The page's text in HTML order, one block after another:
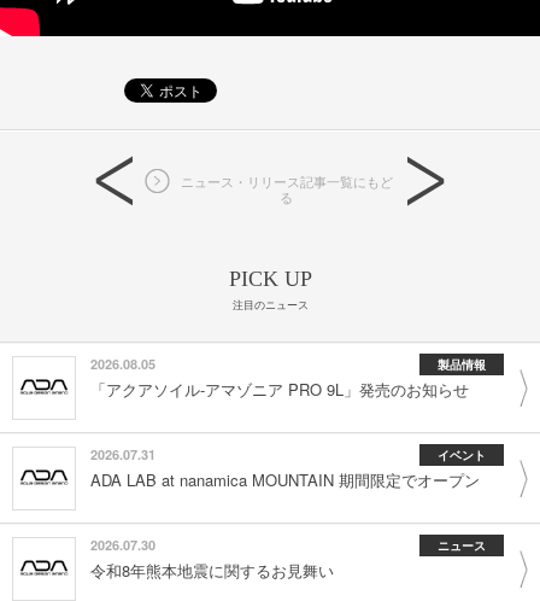
ニュース・リリース記事一覧にもど
る
PICK UP
注目のニュース
2026.08.05 製品情報
「アクアソイル-アマゾニア PRO 9L」発売のお知らせ
2026.07.31 イベント
ADA LAB at nanamica MOUNTAIN 期間限定でオープン
2026.07.30 ニュース
令和8年熊本地震に関するお見舞い